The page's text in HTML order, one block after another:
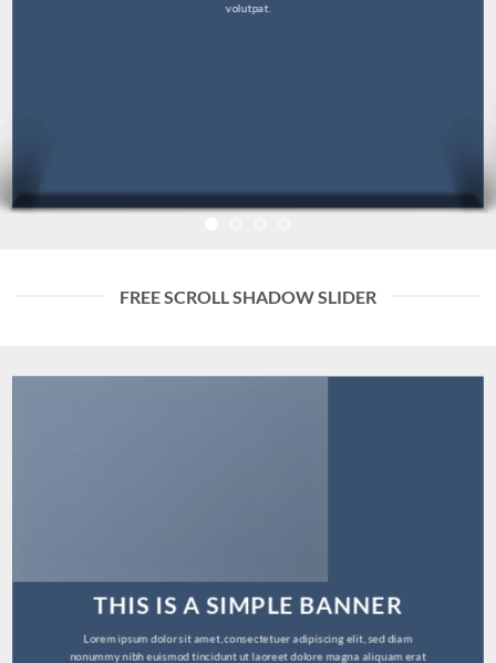
volutpat.
FREE SCROLL SHADOW SLIDER
THIS IS A SIMPLE BANNER
Lorem ipsum dolor sit amet, consectetuer adipiscing elit, sed diam
nonummy nibh euismod tincidunt ut laoreet dolore magna aliquam erat